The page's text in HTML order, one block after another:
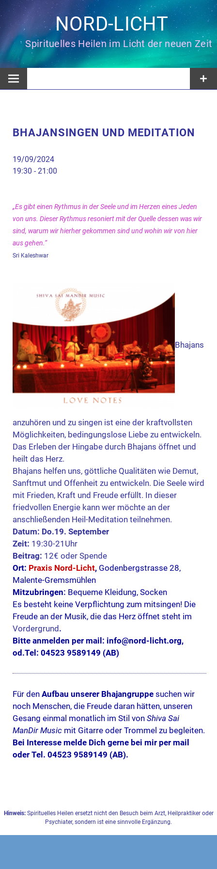
Zum
Inhalt
springen
NORD-LICHT
Spirituelles Heilen im Licht der neuen Zeit
BHAJANSINGEN UND MEDITATION
19/09/2024
19:30 - 21:00
„Es gibt einen Rythmus in der Seele und im Herzen eines Jeden
von uns. Dieser Rythmus resoniert mit der Quelle dessen was wir
sind, warum wir hierher gekommen sind und wohin wir von hier
aus gehen.“
Sri Kaleshwar
Bhajans
anzuhören und zu singen ist eine der kraftvollsten
Möglichkeiten, bedingungslose Liebe zu entwickeln.
Das Erleben der Hingabe durch Bhajans öffnet und
heilt das Herz.
Bhajans helfen uns, göttliche Qualitäten wie Demut,
Sanftmut und Offenheit zu entwickeln. Die Seele wird
mit Frieden, Kraft und Freude erfüllt. In dieser
friedvollen Energie kann wer möchte an der
anschließenden Heil-Meditation teilnehmen.
Datum: Do.19. September
Zeit: 19:30-21Uhr
Beitrag: 12€ oder Spende
Ort: Praxis Nord-Licht, Godenbergstrasse 28,
Malente-Gremsmühlen
Mitzubringen: Bequeme Kleidung, Socken
Es besteht keine Verpflichtung zum mitsingen! Die
Freude an der Musik, die das Herz öffnet steht im
Vordergrund.
Bitte anmelden per mail: info@nord-licht.org,
od.Tel:04523 9589149 (AB)
Für denAufbau unserer Bhajangruppe suchen wir
noch Menschen, die Freude daran hätten, unseren
Gesang einmal monatlich im Stil vonShiva Sai
ManDir Music mit Gitarre oder Trommel zu begleiten.
Bei Interesse melde Dich gerne bei mir per mail
oder Tel. 04523 9589149 (AB).
Hinweis: Spirituelles Heilen ersetzt nicht den Besuch beim Arzt, Heilpraktiker oder
Psychiater, sondern ist eine sinnvolle Ergänzung.